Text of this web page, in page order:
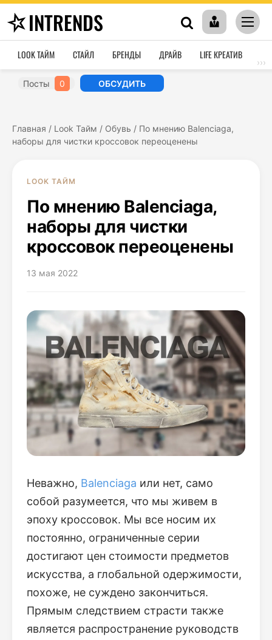
INTRENDS
LOOK ТАЙМ СТАЙЛ БРЕНДЫ ДРАЙВ LIFE КРЕАТИВ
›››
Посты 0 ОБСУДИТЬ
Главная / Look Тайм / Обувь / По мнению Balenciaga,
наборы для чистки кроссовок переоценены
LOOK ТАЙМ
По мнению Balenciaga,
наборы для чистки
кроссовок переоценены
13 мая 2022
Неважно, Balenciaga или нет, само
собой разумеется, что мы живем в
эпоху кроссовок. Мы все носим их
постоянно, ограниченные серии
достигают цен стоимости предметов
искусства, а глобальной одержимости,
похоже, не суждено закончиться.
Прямым следствием страсти также
является распространение руководств